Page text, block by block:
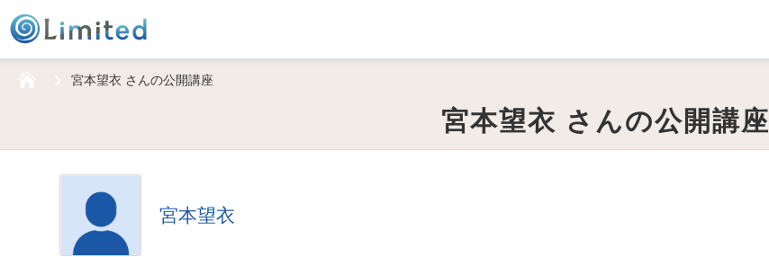
HOME宮本望衣 さんの公開講座
宮本望衣 さんの公開講座
宮本望衣